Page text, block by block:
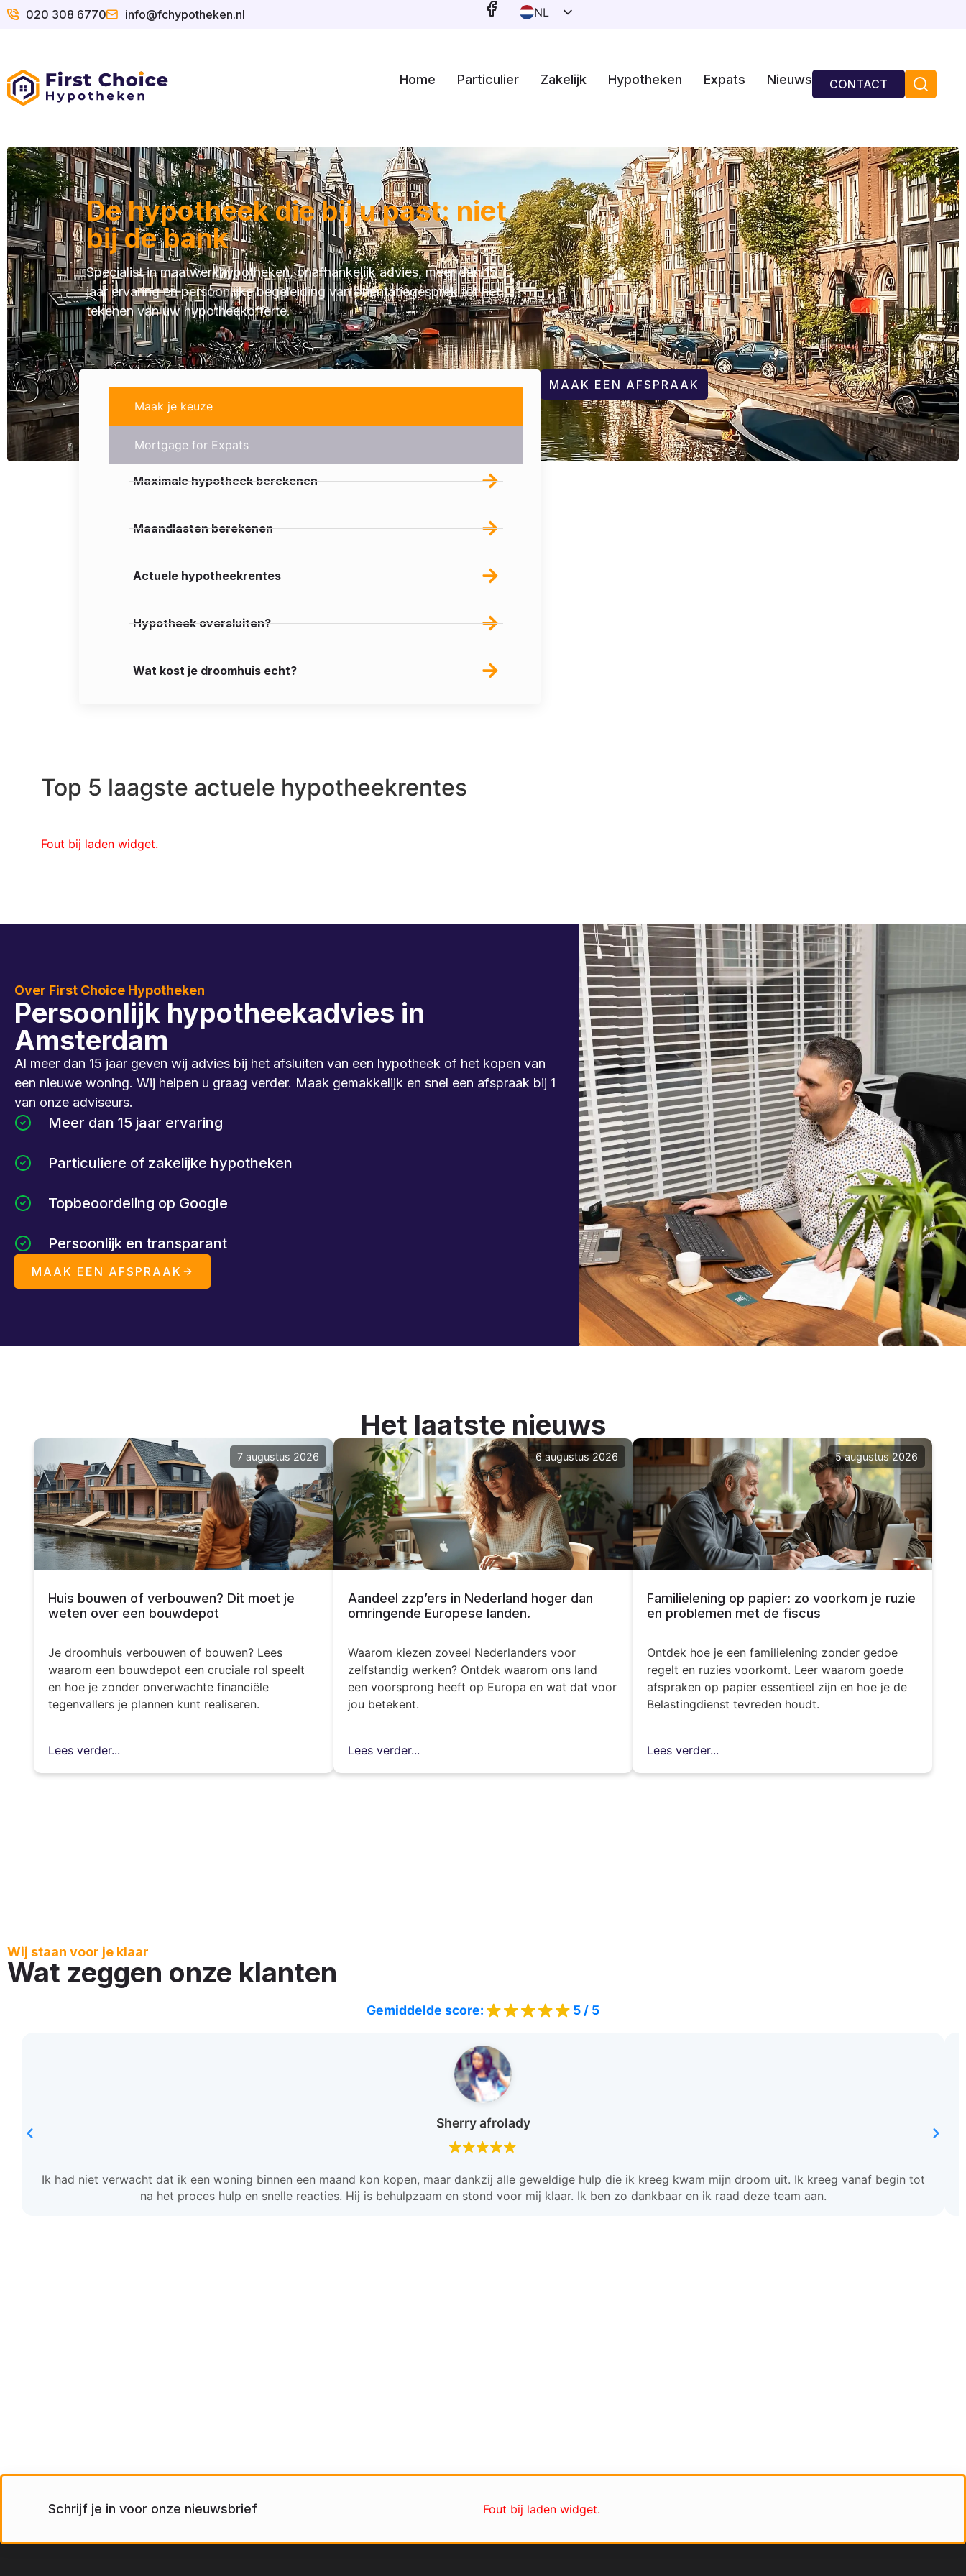
020 308 6770 info@fchypotheken.nl
NL
Home Particulier Zakelijk Hypotheken Expats Nieuws CONTACT
De hypotheek die bij u past: niet
bij de bank
Specialist in maatwerkhypotheken, onafhankelijk advies, meer dan 15
jaar ervaring en persoonlijke begeleiding van oriëntatiegesprek tot het
tekenen van uw hypotheekofferte.
Maak je keuze
Mortgage for Expats
Maximale hypotheek berekenen
Maandlasten berekenen
Actuele hypotheekrentes
Hypotheek oversluiten?
Wat kost je droomhuis echt?
MAAK EEN AFSPRAAK
Top 5 laagste actuele hypotheekrentes
Fout bij laden widget.
Over First Choice Hypotheken
Persoonlijk hypotheekadvies in
Amsterdam
Al meer dan 15 jaar geven wij advies bij het afsluiten van een hypotheek of het kopen van
een nieuwe woning. Wij helpen u graag verder. Maak gemakkelijk en snel een afspraak bij 1
van onze adviseurs.
Meer dan 15 jaar ervaring
Particuliere of zakelijke hypotheken
Topbeoordeling op Google
Persoonlijk en transparant
MAAK EEN AFSPRAAK
Het laatste nieuws
7 augustus 2026
Huis bouwen of verbouwen? Dit moet je
weten over een bouwdepot
Je droomhuis verbouwen of bouwen? Lees
waarom een bouwdepot een cruciale rol speelt
en hoe je zonder onverwachte financiële
tegenvallers je plannen kunt realiseren.
Lees verder...
6 augustus 2026
Aandeel zzp’ers in Nederland hoger dan
omringende Europese landen.
Waarom kiezen zoveel Nederlanders voor
zelfstandig werken? Ontdek waarom ons land
een voorsprong heeft op Europa en wat dat voor
jou betekent.
Lees verder...
5 augustus 2026
Familielening op papier: zo voorkom je ruzie
en problemen met de fiscus
Ontdek hoe je een familielening zonder gedoe
regelt en ruzies voorkomt. Leer waarom goede
afspraken op papier essentieel zijn en hoe je de
Belastingdienst tevreden houdt.
Lees verder...
Wij staan voor je klaar
Wat zeggen onze klanten
Gemiddelde score: 5 / 5
Sherry afrolady
Ik had niet verwacht dat ik een woning binnen een maand kon kopen, maar dankzij alle geweldige hulp die ik kreeg kwam mijn droom uit. Ik kreeg vanaf begin tot
na het proces hulp en snelle reacties. Hij is behulpzaam en stond voor mij klaar. Ik ben zo dankbaar en ik raad deze team aan.
Schrijf je in voor onze nieuwsbrief Fout bij laden widget.